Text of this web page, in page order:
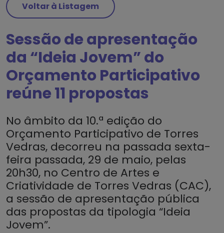
Voltar à Listagem
Sessão de apresentação
da “Ideia Jovem” do
Orçamento Participativo
reúne 11 propostas
No âmbito da 10.ª edição do
Orçamento Participativo de Torres
Vedras, decorreu na passada sexta-
feira passada, 29 de maio, pelas
20h30, no Centro de Artes e
Criatividade de Torres Vedras (CAC),
a sessão de apresentação pública
das propostas da tipologia “Ideia
Jovem”.